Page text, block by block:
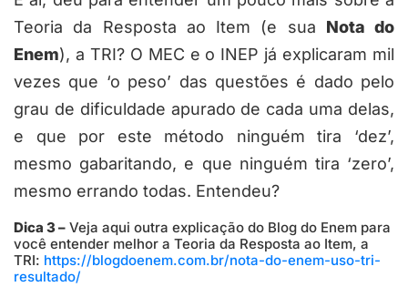
Teoria da Resposta ao Item (e sua Nota do
Enem), a TRI? O MEC e o INEP já explicaram mil
vezes que ‘o peso’ das questões é dado pelo
grau de dificuldade apurado de cada uma delas,
e que por este método ninguém tira ‘dez’,
mesmo gabaritando, e que ninguém tira ‘zero’,
mesmo errando todas. Entendeu?
Dica 3 – Veja aqui outra explicação do Blog do Enem para
você entender melhor a Teoria da Resposta ao Item, a
TRI: https://blogdoenem.com.br/nota-do-enem-uso-tri-
resultado/